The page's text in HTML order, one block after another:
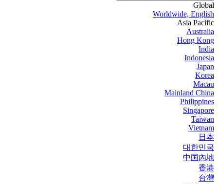
Global
Worldwide, English
Asia Pacific
Australia
Hong Kong
India
Indonesia
Japan
Korea
Macau
Mainland China
Philippines
Singapore
Taiwan
Vietnam
日本
대한민국
中国內地
香港
台灣